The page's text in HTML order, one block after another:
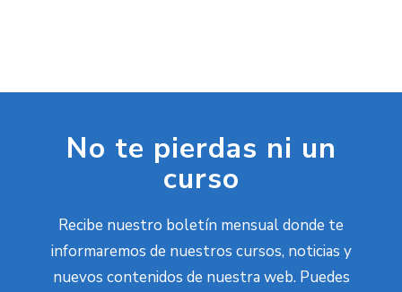
No te pierdas ni un
curso
Recibe nuestro boletín mensual donde te
informaremos de nuestros cursos, noticias y
nuevos contenidos de nuestra web. Puedes